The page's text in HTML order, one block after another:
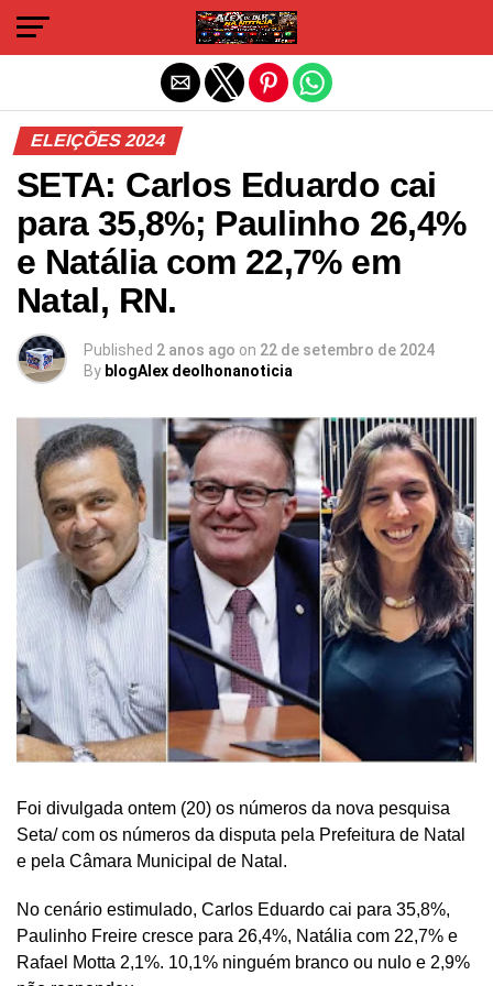
ELEIÇÕES 2024
SETA: Carlos Eduardo cai
para 35,8%; Paulinho 26,4%
e Natália com 22,7% em
Natal, RN.
Published 2 anos ago on 22 de setembro de 2024
By blogAlex deolhonanoticia
Foi divulgada ontem (20) os números da nova pesquisa
Seta/ com os números da disputa pela Prefeitura de Natal
e pela Câmara Municipal de Natal.
No cenário estimulado, Carlos Eduardo cai para 35,8%,
Paulinho Freire cresce para 26,4%, Natália com 22,7% e
Rafael Motta 2,1%. 10,1% ninguém branco ou nulo e 2,9%
Sair da versão mobile